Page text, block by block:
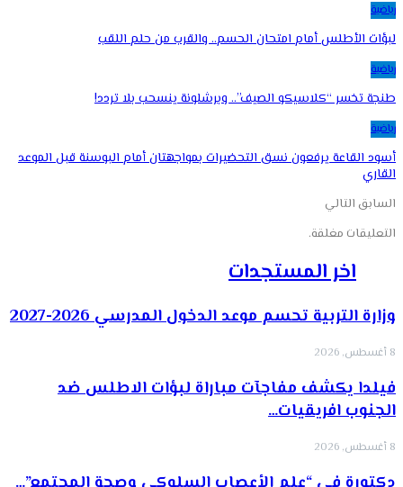
رياضية
لبؤات الأطلس أمام امتحان الحسم.. والقرب من حلم اللقب
رياضية
طنجة تخسر “كلاسيكو الصيف”.. وبرشلونة ينسحب بلا تردد!
رياضية
أسود القاعة يرفعون نسق التحضيرات بمواجهتان أمام البوسنة قبل الموعد
القاري
السابق التالي
التعليقات مغلقة.
اخر المستجدات
وزارة التربية تحسم موعد الدخول المدرسي 2026-2027
8 أغسطس, 2026
فيلدا يكشف مفاجآت مباراة لبؤات الاطلس ضد
الجنوب افريقيات…
8 أغسطس, 2026